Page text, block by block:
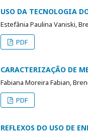
USO DA TECNOLOGIA
Estefânia Paulina Vaniski,
PDF
CARACTERIZAÇÃO DE
Fabiana Moreira Fabian,
PDF
REFLEXOS DO USO DE